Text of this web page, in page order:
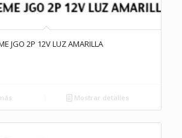
JGO 2P 12V LUZ AMARILLA
Mostrar detalles